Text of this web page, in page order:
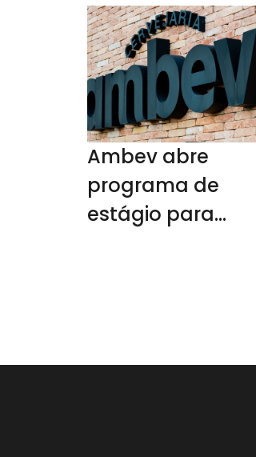
com mais de 350
vagas
Ambev abre
programa de
estágio para